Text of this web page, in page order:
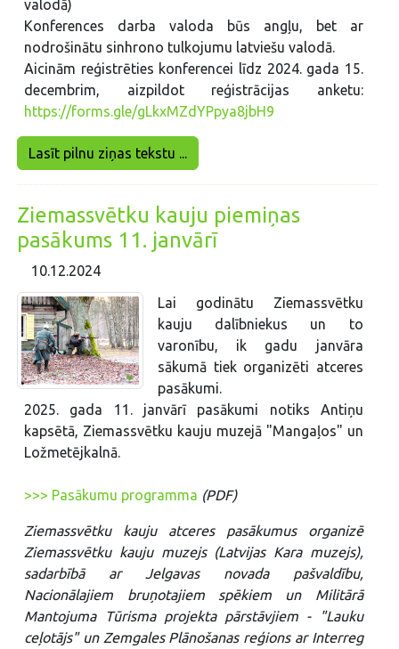
valodā)
Konferences darba valoda būs angļu, bet ar
nodrošinātu sinhrono tulkojumu latviešu valodā.
Aicinām reģistrēties konferencei līdz 2024. gada 15.
decembrim, aizpildot reģistrācijas anketu:
https://forms.gle/gLkxMZdYPpya8jbH9
Lasīt pilnu ziņas tekstu ...
Ziemassvētku kauju piemiņas
pasākums 11. janvārī
10.12.2024
Lai godinātu Ziemassvētku
kauju dalībniekus un to
varonību, ik gadu janvāra
sākumā tiek organizēti atceres
pasākumi.
2025. gada 11. janvārī pasākumi notiks Antiņu
kapsētā, Ziemassvētku kauju muzejā "Mangaļos" un
Ložmetējkalnā.
>>> Pasākumu programma (PDF)
Ziemassvētku kauju atceres pasākumus organizē
Ziemassvētku kauju muzejs (Latvijas Kara muzejs),
sadarbībā ar Jelgavas novada pašvaldību,
Nacionālajiem bruņotajiem spēkiem un Militārā
Mantojuma Tūrisma projekta pārstāvjiem - "Lauku
ceļotājs" un Zemgales Plānošanas reģions ar Interreg